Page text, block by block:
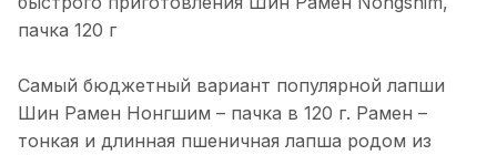
пачка 120 г
Самый бюджетный вариант популярной лапши
Шин Рамен Нонгшим – пачка в 120 г. Рамен –
тонкая и длинная пшеничная лапша родом из